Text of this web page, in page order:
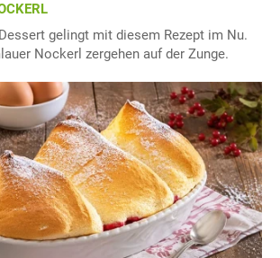
gelingt mit diesem Rezept im Nu.
Nockerl zergehen auf der Zunge.